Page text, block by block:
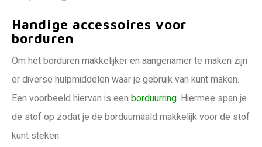
Handige accessoires voor
borduren
Om het borduren makkelijker en aangenamer te maken zijn
er diverse hulpmiddelen waar je gebruik van kunt maken.
Een voorbeeld hiervan is een borduurring. Hiermee span je
de stof op zodat je de borduurnaald makkelijk voor de stof
kunt steken.